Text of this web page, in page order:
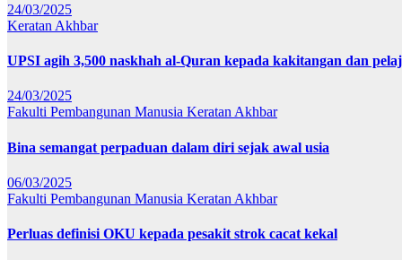
24/03/2025
Keratan Akhbar
UPSI agih 3,500 naskhah al-Quran kepada kakitangan dan
24/03/2025
Fakulti Pembangunan Manusia Keratan Akhbar
Bina semangat perpaduan dalam diri sejak awal usia
06/03/2025
Fakulti Pembangunan Manusia Keratan Akhbar
Perluas definisi OKU kepada pesakit strok cacat kekal